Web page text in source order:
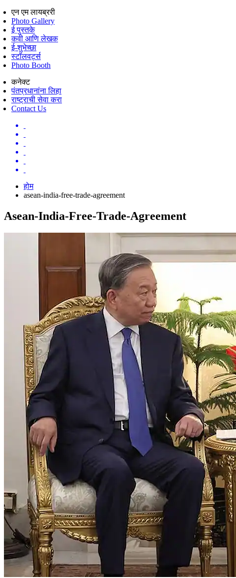
एन एम लायब्ररी
Photo Gallery
ई पुस्तके
कवी आणि लेखक
ई-शुभेच्छा
स्टॉलवर्ट्स
Photo Booth
कनेक्ट
पंतप्रधानांना लिहा
राष्ट्राची सेवा करा
Contact Us
होम
asean-india-free-trade-agreement
Asean-India-Free-Trade-Agreement